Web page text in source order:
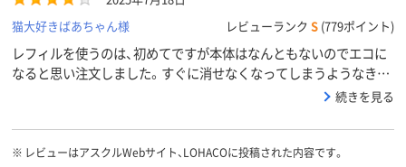
猫大好きばあちゃん様
レビューランク S (779ポイント)
レフィルを使うのは、初めてですが本体はなんともないのでエコに
なると思い注文しました。すぐに消せなくなってしまうようなきが
続きを見る
※ レビューはアスクルWebサイト、LOHACOに投稿された内容です。